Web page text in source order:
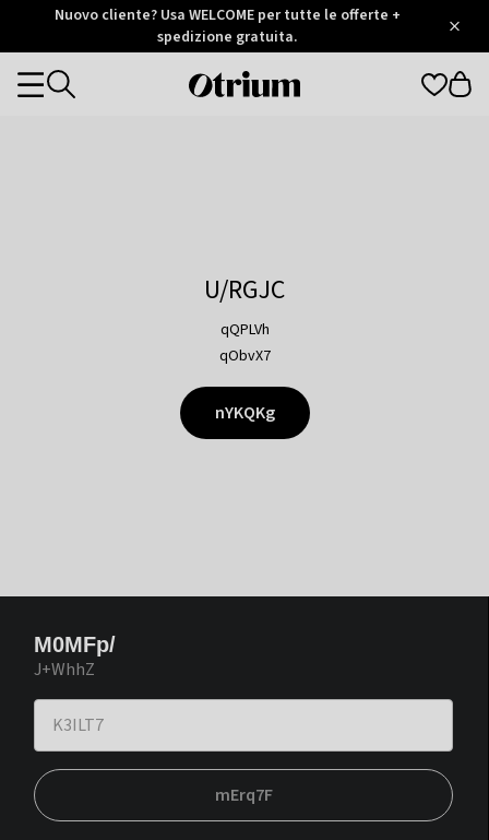
Otrium
Trustpilot
Nuovo cliente? Usa WELCOME per tutte le offerte +
spedizione gratuita.
Otrium
Categories
U/RGJC
qQPLVh
qObvX7
nYKQKg
M0MFp/
J+WhhZ
mErq7F